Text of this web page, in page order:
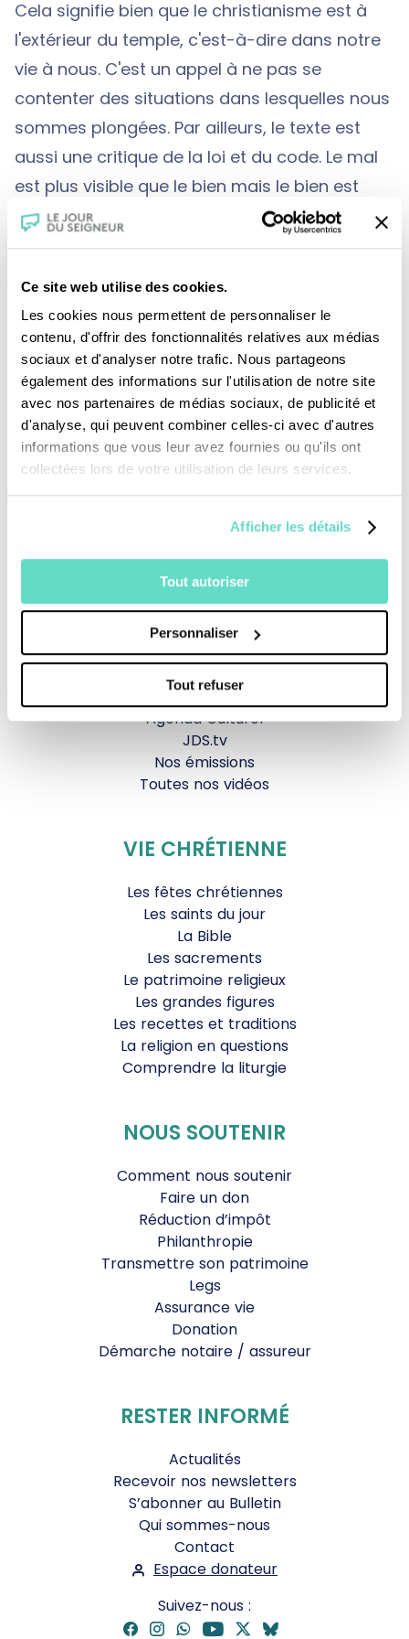
Ce site web utilise des cookies.
Les cookies nous permettent de personnaliser le
contenu, d'offrir des fonctionnalités relatives aux médias
sociaux et d'analyser notre trafic. Nous partageons
également des informations sur l'utilisation de notre site
avec nos partenaires de médias sociaux, de publicité et
d'analyse, qui peuvent combiner celles-ci avec d'autres
informations que vous leur avez fournies ou qu'ils ont
collectées lors de votre utilisation de leurs services.
Afficher les détails
Tout autoriser
Personnaliser
Tout refuser
Cela signifie bien que le christianisme est à
l'extérieur du temple, c'est-à-dire dans notre
vie à nous. C'est un appel à ne pas se
contenter des situations dans lesquelles nous
sommes plongées. Par ailleurs, le texte est
aussi une critique de la loi et du code. Le mal
est plus visible que le bien mais le bien est
profondément à l'oeuvre et notre travail sur
cette terre est de le cultiver.
Je fais un don
La messe
Magazine Le Jour du Seigneur
Documentaires
Parole Inattendue
Tous Frères
Générations Laudato Si’
Agenda Culturel
JDS.tv
Nos émissions
Toutes nos vidéos
VIE CHRÉTIENNE
Les fêtes chrétiennes
Les saints du jour
La Bible
Les sacrements
Le patrimoine religieux
Les grandes figures
Les recettes et traditions
La religion en questions
Comprendre la liturgie
NOUS SOUTENIR
Comment nous soutenir
Faire un don
Réduction d’impôt
Philanthropie
Transmettre son patrimoine
Legs
Assurance vie
Donation
Démarche notaire / assureur
RESTER INFORMÉ
Actualités
Recevoir nos newsletters
S’abonner au Bulletin
Qui sommes-nous
Contact
Espace donateur
Suivez-nous :
Facebook
Instagram
WhatsApp
YouTubeTwitter